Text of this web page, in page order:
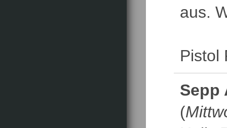
aus.
Pistol
Sepp
(